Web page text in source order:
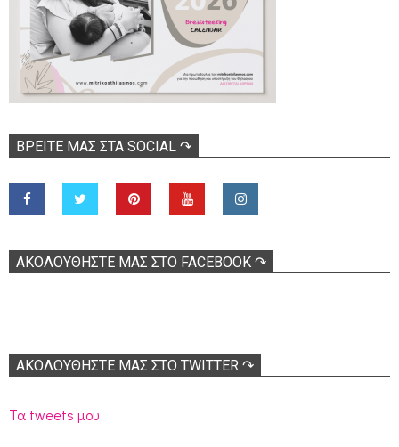
ΒΡΕΊΤΕ ΜΑΣ ΣΤΑ SOCIAL ↷
ΑΚΟΛOΥΘΉΣΤΕ ΜΑΣ ΣΤΟ FACEBOOK ↷
ΑΚΟΛΟΥΘΉΣΤΕ ΜΑΣ ΣΤΟ TWITTER ↷
Τα tweets μου